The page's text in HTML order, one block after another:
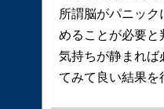
所謂脳がパニッ
めることが必要と
気持ちが静まれば
てみて良い結果を